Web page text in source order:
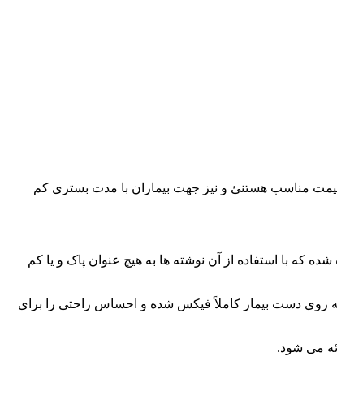
قیمت مناسب هستنئ و نیز جهت بیماران با مدت بستری کم
که با استفاده از آن نوشته ها به هیچ عنوان پاک و یا کم
که روی دست بیمار کاملاً فیکس شده و احساس راحتی را برای